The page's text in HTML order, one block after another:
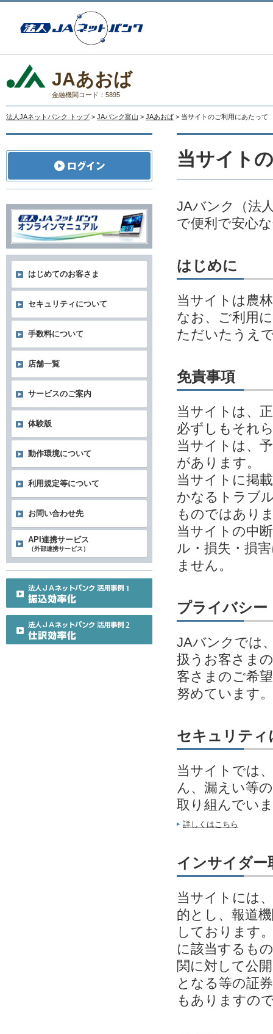
JAあおば
金融機関コード：5895
法人JAネットバンク トップ > JAバンク富山 > JAあおば > 当サイトのご利用にあたって
当サイト
JAバンク（法
で便利で安心
はじめに
当サイトは農
なお、ご利用
ただいたうえ
免責事項
当サイトは、
必ずしもそれ
当サイトは、
があります。
当サイトに掲
かなるトラブ
ものではあり
当サイトの中
ル・損失・損
ません。
プライバシー
JAバンクでは
扱うお客さま
客さまのご希
努めています。
セキュリティ
当サイトでは
ん、漏えい等
取り組んでい
詳しくはこちら
インサイダー
当サイトには
的とし、報道
しております
に該当するも
関に対して公
となる等の証
もありますの
はじめてのお客さま
セキュリティについて
手数料について
店舗一覧
サービスのご案内
体験版
動作環境について
利用規定等について
お問い合わせ先
API連携サービス
（外部連携サービス）